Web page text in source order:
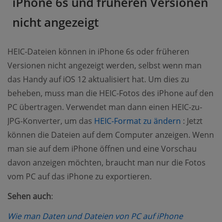
nicht angezeigt
HEIC-Dateien können in iPhone 6s oder früheren
Versionen nicht angezeigt werden, selbst wenn man
das Handy auf iOS 12 aktualisiert hat. Um dies zu
beheben, muss man die HEIC-Fotos des iPhone auf den
PC übertragen. Verwendet man dann einen HEIC-zu-
JPG-Konverter, um das HEIC-Format zu ändern (opens
: Jetzt
können die Dateien auf dem Computer anzeigen. Wenn
man sie auf dem iPhone öffnen und eine Vorschau
davon anzeigen möchten, braucht man nur die Fotos
vom PC auf das iPhone zu exportieren.
Sehen auch:
Wie man Daten und Dateien von PC auf iPhone